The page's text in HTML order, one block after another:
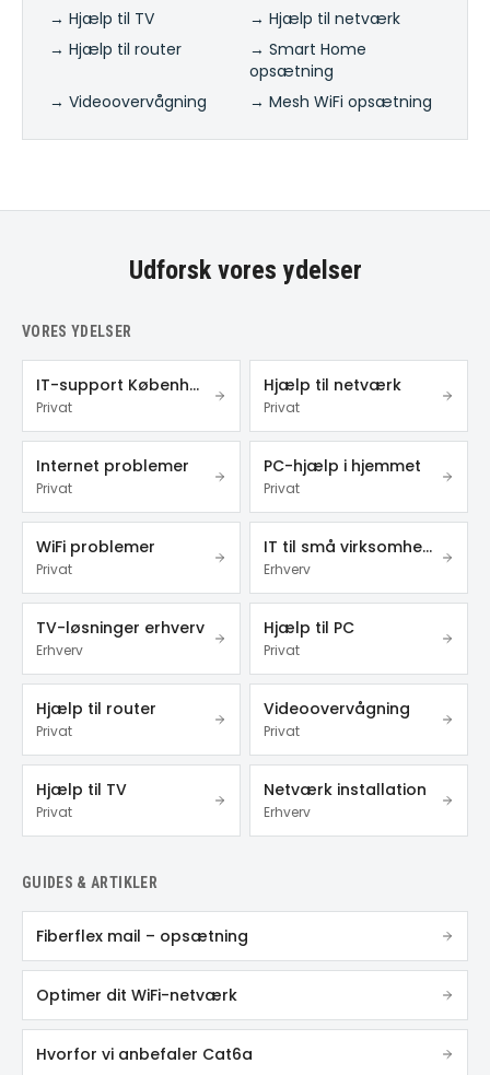
→ Hjælp til TV
→ Hjælp til netværk
→ Hjælp til router
→ Smart Home
opsætning
→ Videoovervågning
→ Mesh WiFi opsætning
Udforsk vores ydelser
VORES YDELSER
IT-support København
Privat
Hjælp til netværk
Privat
Internet problemer
Privat
PC-hjælp i hjemmet
Privat
WiFi problemer
Privat
IT til små virksomheder
Erhverv
TV-løsninger erhverv
Erhverv
Hjælp til PC
Privat
Hjælp til router
Privat
Videoovervågning
Privat
Hjælp til TV
Privat
Netværk installation
Erhverv
GUIDES & ARTIKLER
Fiberflex mail – opsætning
Optimer dit WiFi-netværk
Hvorfor vi anbefaler Cat6a